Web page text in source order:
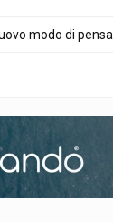
modo di